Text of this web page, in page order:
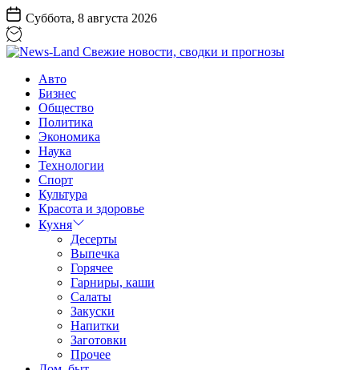
Перейти
к
содержанию
Суббота, 8 августа 2026
Land
Свежие
новости,
сводки
прогнозы
Авто
Бизнес
Общество
Политика
Экономика
Наука
Технологии
Спорт
Культура
Красота и здоровье
Кухня
Десерты
Выпечка
Горячее
Гарниры, каши
Салаты
Закуски
Напитки
Заготовки
Прочее